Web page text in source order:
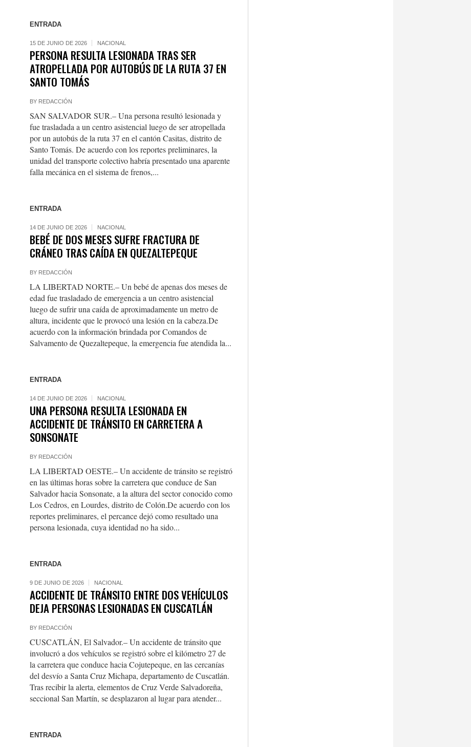
ENTRADA
15 DE JUNIO DE 2026 NACIONAL
PERSONA RESULTA LESIONADA TRAS SER
ATROPELLADA POR AUTOBÚS DE LA RUTA 37 EN
SANTO TOMÁS
BY REDACCIÓN
SAN SALVADOR SUR.– Una persona resultó lesionada y
fue trasladada a un centro asistencial luego de ser atropellada
por un autobús de la ruta 37 en el cantón Casitas, distrito de
Santo Tomás. De acuerdo con los reportes preliminares, la
unidad del transporte colectivo habría presentado una aparente
falla mecánica en el sistema de frenos,...
ENTRADA
14 DE JUNIO DE 2026 NACIONAL
BEBÉ DE DOS MESES SUFRE FRACTURA DE
CRÁNEO TRAS CAÍDA EN QUEZALTEPEQUE
BY REDACCIÓN
LA LIBERTAD NORTE.– Un bebé de apenas dos meses de
edad fue trasladado de emergencia a un centro asistencial
luego de sufrir una caída de aproximadamente un metro de
altura, incidente que le provocó una lesión en la cabeza.De
acuerdo con la información brindada por Comandos de
Salvamento de Quezaltepeque, la emergencia fue atendida la...
ENTRADA
14 DE JUNIO DE 2026 NACIONAL
UNA PERSONA RESULTA LESIONADA EN
ACCIDENTE DE TRÁNSITO EN CARRETERA A
SONSONATE
BY REDACCIÓN
LA LIBERTAD OESTE.– Un accidente de tránsito se registró
en las últimas horas sobre la carretera que conduce de San
Salvador hacia Sonsonate, a la altura del sector conocido como
Los Cedros, en Lourdes, distrito de Colón.De acuerdo con los
reportes preliminares, el percance dejó como resultado una
persona lesionada, cuya identidad no ha sido...
ENTRADA
9 DE JUNIO DE 2026 NACIONAL
ACCIDENTE DE TRÁNSITO ENTRE DOS VEHÍCULOS
DEJA PERSONAS LESIONADAS EN CUSCATLÁN
BY REDACCIÓN
CUSCATLÁN, El Salvador.– Un accidente de tránsito que
involucró a dos vehículos se registró sobre el kilómetro 27 de
la carretera que conduce hacia Cojutepeque, en las cercanías
del desvío a Santa Cruz Michapa, departamento de Cuscatlán.
Tras recibir la alerta, elementos de Cruz Verde Salvadoreña,
seccional San Martín, se desplazaron al lugar para atender...
ENTRADA